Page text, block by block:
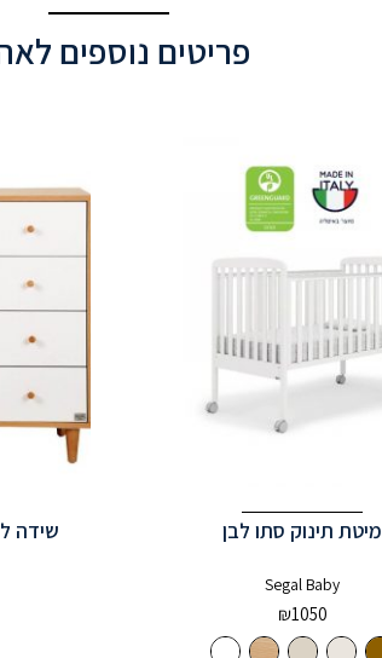
this
פריטים נוספים
מיטת תינוק סתו לבן
Segal Baby
₪1050
שידה